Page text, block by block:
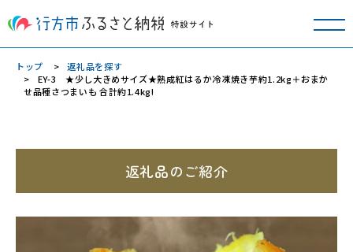
トップ
返礼品を探す
EY-3 ★少し大きめサイズ★熟成紅はるか冷凍焼き芋約1.2kg＋おまか
せ品種さつまいも 合計約1.4kg!
返礼品のご紹介